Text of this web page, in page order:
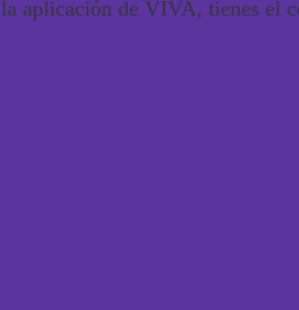
aplicación de VIVA, tienes el